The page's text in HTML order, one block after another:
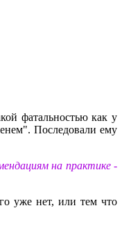
фатальностью как у
Последовали ему
на практике -
уже нет, или тем что